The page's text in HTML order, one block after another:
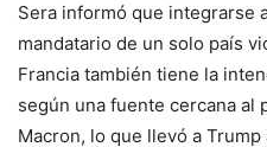
Sera informó que integrarse
mandatario de un solo país
Francia también tiene la
según una fuente cercana al
Macron, lo que llevó a